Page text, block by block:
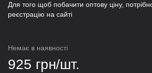
Для того щоб побачити оптову ціну,
реєстрацію на сайті
Немає в наявності
925 грн/шт.